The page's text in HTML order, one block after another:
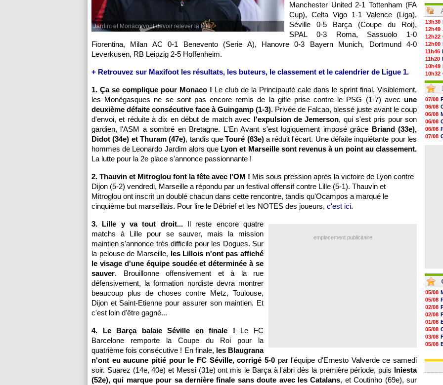
Jardim et Monaco vont devoir relever la tête.
Manchester United 2-1 Tottenham (FA
Cup), Celta Vigo 1-1 Valence (Liga),
Séville 0-5 Barça (Coupe du Roi),
SPAL 0-3 Roma, Sassuolo 1-0
Fiorentina, Milan AC 0-1 Benevento (Serie A), Hanovre 0-3 Bayern Munich, Dortmund 4-0
Leverkusen, RB Leipzig 2-5 Hoffenheim.
+ Retrouvez sur Maxifoot les résultats, les buteurs, le classement et le calendrier de Ligue 1.
1. Ça se complique pour Monaco ! Le club de la Principauté cale dans le sprint final. Visiblement,
les Monégasques ne se sont pas encore remis de la gifle prise contre le PSG (1-7) avec une
deuxième défaite consécutive face à Guingamp (1-3). Privée de Falcao, blessé juste avant le coup
d'envoi, et réduite à dix en début de match avec l'expulsion de Jemerson, qui s'est pris pour son
gardien, l'ASM a sombré en Bretagne. L'En Avant s'est logiquement imposé grâce Briand (33e),
Didot (34e) et Thuram (47e), tandis queTouré (63e)a réduit l'écart. Une défaite inquiétante pour les
hommes de Leonardo Jardim alors que Lyon et Marseille sont revenus à un point au classement.
La lutte pour la 2e place s'annonce passionnante !
2. Thauvin et Mitroglou font la fête avec l'OM ! Mis sous pression après la victoire de Lyon contre
Dijon (5-2) vendredi, Marseille a répondu par un festival offensif contre Lille (5-1). Thauvin et
Mitroglou ont inscrit un doublé chacun dans cette rencontre, tandis qu'Ocampos a marqué le
cinquième but marseillais. Pour lire le Débrief et les NOTES des joueurs, c'est ici.
emplacement publicitaire
3. Lille y va tout droit... Il reste encore quatre
matchs à Lille pour se sauver, mais la mission
maintien s'annonce très difficile pour les Dogues. Sur
la pelouse de Marseille, les Lillois n'ont pas affiché
le visage d'une équipe soudée et déterminée à se
sauver. Brouillonne offensivement et à la rue
défensivement, la formation nordiste devra montrer
beaucoup plus de choses contre Metz, Toulouse,
Dijon et Saint-Etienne pour assurer son maintien. Et
c'est loin d'être gagné...
4. Le Barça balaie Séville en finale ! Le FC
Barcelone remporte la Coupe du Roi pour la
quatrième fois consécutive ! En finale, les Blaugrana
n'ont eu aucune pitié pour le FC Séville, corrigé 5-0 par l'équipe d'Ernesto Valverde ce samedi
soir. Suarez (14e, 40e) et Messi (31e) ont mis le Barça à l'abri dès la première période, puis Iniesta
(52e), qui marque pour sa dernière finale sans doute avec les Catalans, et Coutinho (69e), sur
13h30
12h49
12h22
12h00
11h46
11h20
10h49
10h32
10h10
09h49
09h35
09h08
08h54
08h32
07/08
07/08
07/08
07/08
06/08
06/08
06/08
06/08
07/08
05/08
05/08
02/08
02/08
01/08
05/08
03/08
05/08
03/08